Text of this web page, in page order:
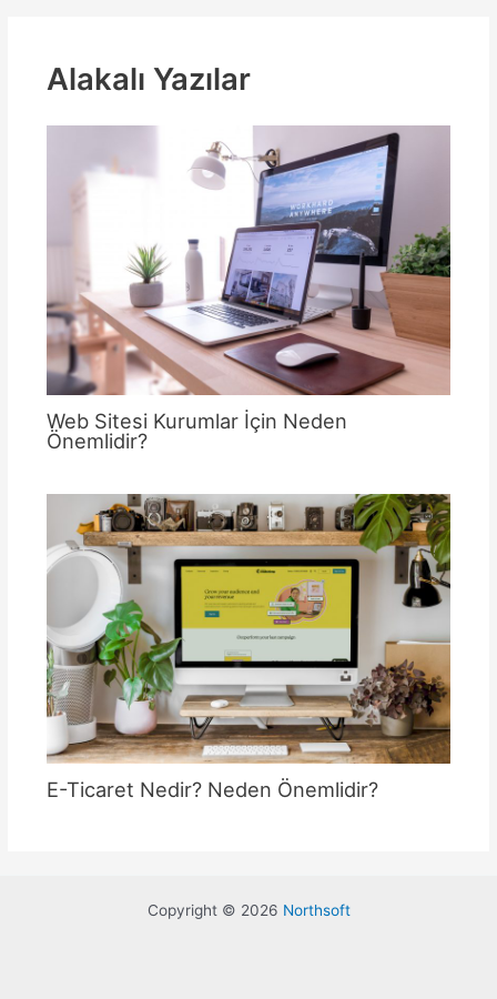
Alakalı Yazılar
Web Sitesi Kurumlar İçin Neden
Önemlidir?
E-Ticaret Nedir? Neden Önemlidir?
Copyright © 2026 Northsoft